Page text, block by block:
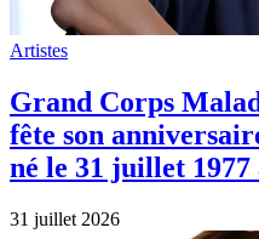
Artistes
Grand Corps
fête son
né le 31 juillet
31 juillet 2026